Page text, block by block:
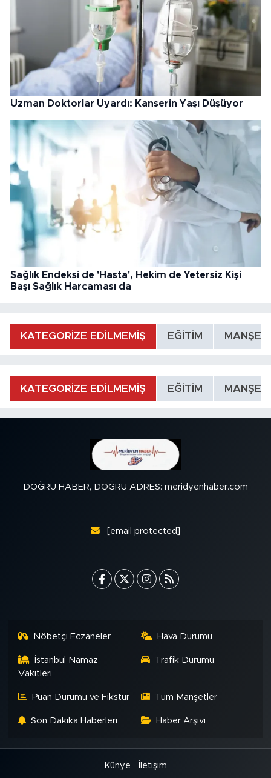
Uzman Doktorlar Uyardı: Kanserin Yaşı Düşüyor
Sağlık Endeksi de 'Hasta', Hekim de Yetersiz Kişi
Başı Sağlık Harcaması da
KATEGORİZE EDİLMEMİŞ EĞİTİM MANŞET
KATEGORİZE EDİLMEMİŞ EĞİTİM MANŞET
DOĞRU HABER, DOĞRU ADRES: meridyenhaber.com
[email protected]
Nöbetçi Eczaneler Hava Durumu
İstanbul Namaz
Vakitleri
Trafik Durumu
Puan Durumu ve Fikstür Tüm Manşetler
Son Dakika Haberleri Haber Arşivi
Künye İletişim